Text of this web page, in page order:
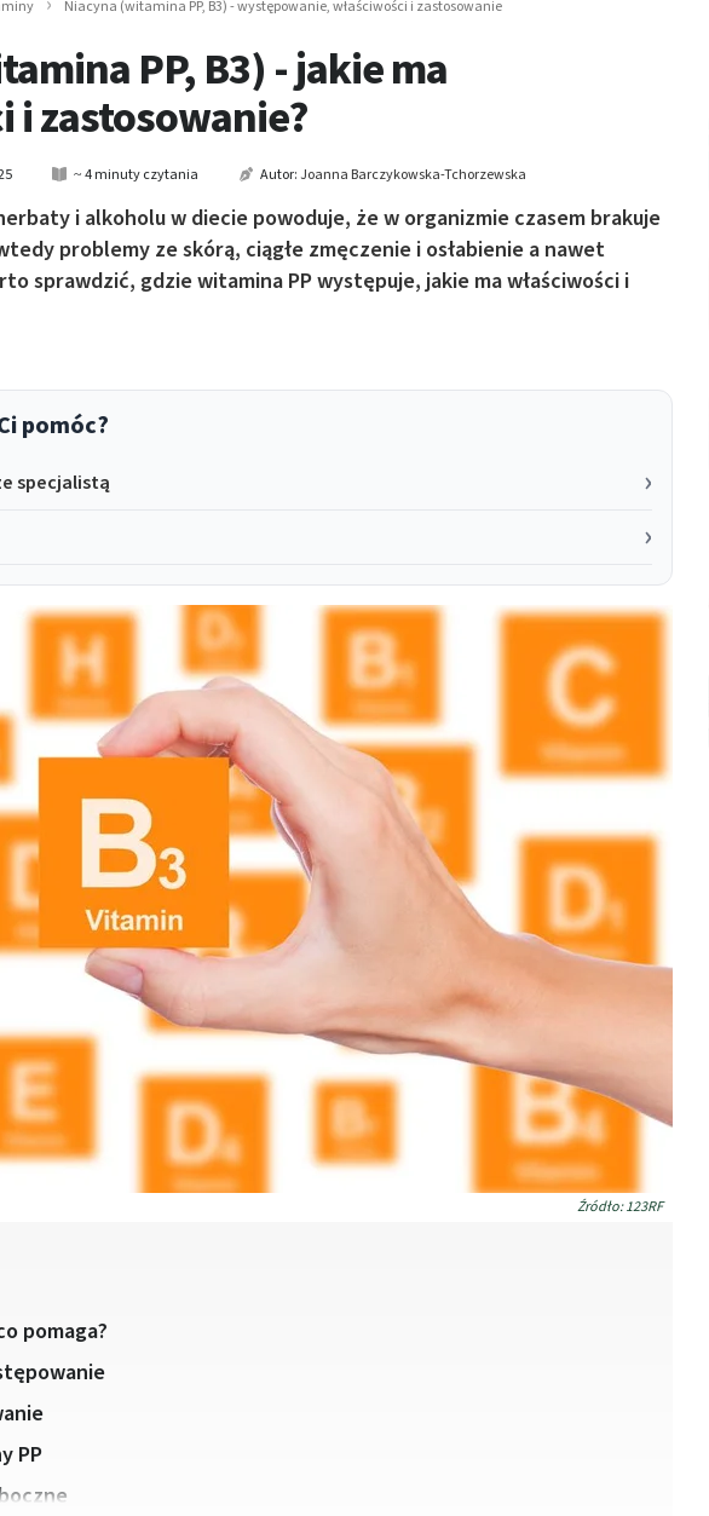
Niacyna (witamina PP, B3) - występowanie, właściwości i zastosowanie
PP, B3) - jakie ma
i zastosowanie?
~ 4 minuty czytania Autor:Joanna Barczykowska-Tchorzewska
i alkoholu w diecie powoduje, że w organizmie czasem brakuje
problemy ze skórą, ciągłe zmęczenie i osłabienie a nawet
sprawdzić, gdzie witamina PP występuje, jakie ma właściwości i
pomóc?
specjalistą
Źródło: 123RF
pomaga?
PP